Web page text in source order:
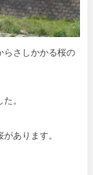
らさしかかる桜の
。
あります。